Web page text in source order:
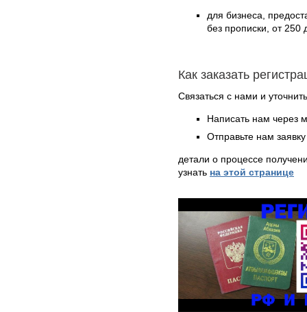
для бизнеса,
без прописки, от 250
Как заказать
Связаться с нами и
Написать нам через
Отправьте нам
детали о процессе
узнать на этой странице